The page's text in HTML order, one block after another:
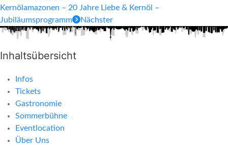
Kernölamazonen – 20 Jahre Liebe & Kernöl –
Jubiläumsprogramm
Nächster
Inhaltsübersicht
Infos
Tickets
Gastronomie
Sommerbühne
Eventlocation
Über Uns